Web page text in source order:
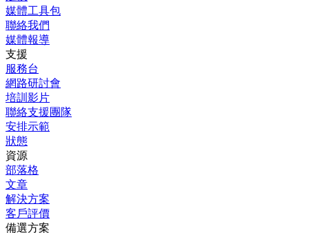
媒體工具包
聯絡我們
媒體報導
支援
服務台
網路研討會
培訓影片
聯絡支援團隊
安排示範
狀態
資源
部落格
文章
解決方案
客戶評價
備選方案